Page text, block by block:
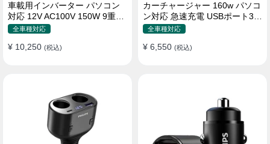
車載用インバーター パソコン
対応 12V AC100V 150W 9重保
護 ディスプレイ付き 静音タイ
全車種対応
¥ 10,250 (税込)
カーチャージャー 160w パソコ
ン対応 急速充電 USBポート3つ
Type-C シガーソケット
全車種対応
¥ 6,550 (税込)